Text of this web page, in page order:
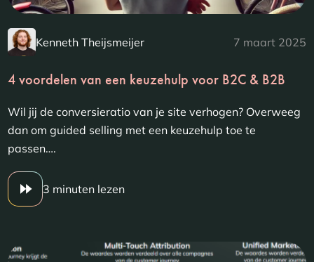
Kenneth Theijsmeijer 7 maart 2025
4 voordelen van een keuzehulp voor B2C & B2B
Wil jij de conversieratio van je site verhogen? Overweeg
dan om guided selling met een keuzehulp toe te
passen….
3 minuten lezen